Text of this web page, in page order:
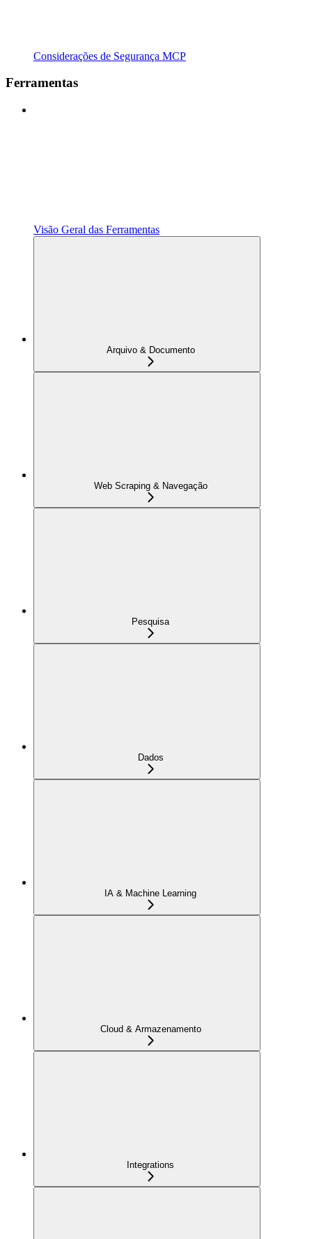
Considerações de Segurança MCP
Ferramentas
Visão Geral das Ferramentas
Arquivo & Documento
Web Scraping & Navegação
Pesquisa
Dados
IA & Machine Learning
Cloud & Armazenamento
Integrations